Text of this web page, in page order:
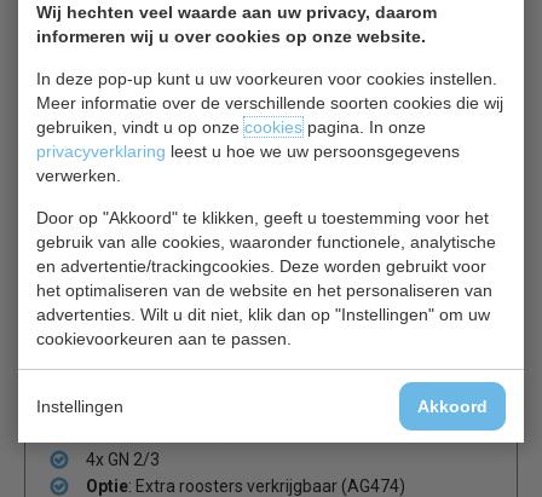
Wij hechten veel waarde aan uw privacy, daarom
informeren wij u over cookies op onze website.
In deze pop-up kunt u uw voorkeuren voor cookies instellen.
Meer informatie over de verschillende soorten cookies die wij
gebruiken, vindt u op onzecookiespagina. In onze
privacyverklaring leest u hoe we uw persoonsgegevens
verwerken.
Door op "Akkoord" te klikken, geeft u toestemming voor het
gebruik van alle cookies, waaronder functionele, analytische
en advertentie/trackingcookies. Deze worden gebruikt voor
het optimaliseren van de website en het personaliseren van
advertenties. Wilt u dit niet, klik dan op "Instellingen" om uw
cookievoorkeuren aan te passen.
Instellingen Akkoord
interieur geschikt voor 4 roosters (1 rooster meegeleverd)
en voldoende ruimte voor 4x GN 2/3 bakken achter een
stevige 'drop down' deur. De hoge kwaliteit draaiknoppen
zorgen voor een nauwkeurige temperatuurregeling.
Eenvoudig te reinigen en onderhouden. Dit model is
voorzien van een handige, met de hand te activeren
bevochtiger die voorkomt dat producten uitdrogen.
Deze oven moet worden aangesloten op een waterleiding
en op een afvoer (natuurlijk verval).
Zeer eenvoudige werking
Gebruiksvriendelijk bedieningspaneel
2 ventilatoren
Inclusief 1 rooster (geschikt voor 4 roosters)
4x GN 2/3
Optie: Extra roosters verkrijgbaar (AG474)